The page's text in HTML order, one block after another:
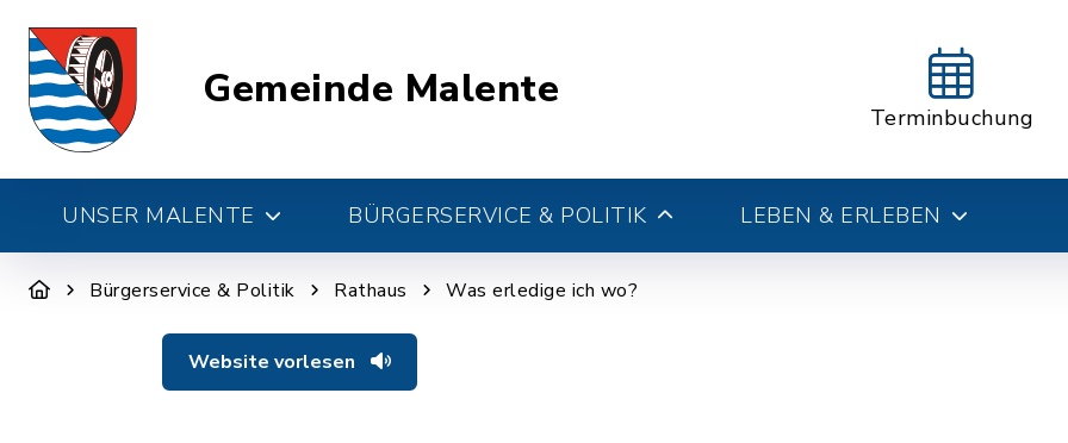
Gemeinde Malente
Terminbuchung
UNSER MALENTE BÜRGERSERVICE & POLITIK LEBEN & ERLEBEN
Bürgerservice & Politik Rathaus Was erledige ich wo?
Website vorlesen